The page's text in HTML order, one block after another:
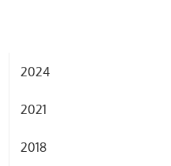
2024
2021
2018